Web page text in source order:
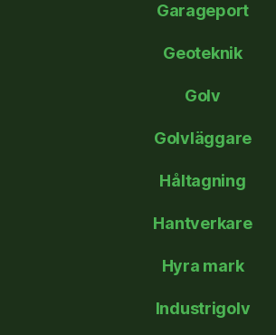
Garageport
Geoteknik
Golv
Golvläggare
Håltagning
Hantverkare
Hyra mark
Industrigolv